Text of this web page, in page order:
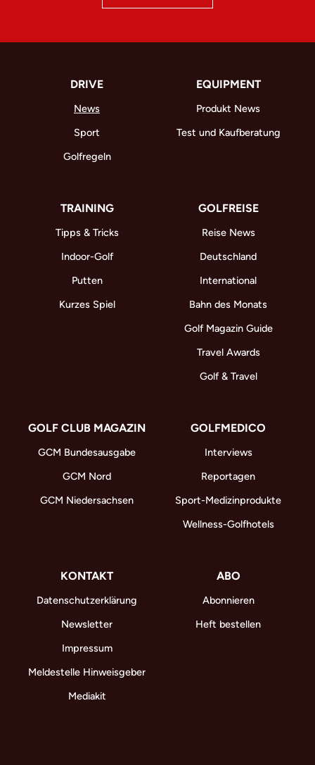
DRIVE
News
Sport
Golfregeln
EQUIPMENT
Produkt News
Test und Kaufberatung
TRAINING
Tipps & Tricks
Indoor-Golf
Putten
Kurzes Spiel
GOLFREISE
Reise News
Deutschland
International
Bahn des Monats
Golf Magazin Guide
Travel Awards
Golf & Travel
GOLF CLUB MAGAZIN
GCM Bundesausgabe
GCM Nord
GCM Niedersachsen
GOLFMEDICO
Interviews
Reportagen
Sport-Medizinprodukte
Wellness-Golfhotels
KONTAKT
Datenschutzerklärung
Newsletter
Impressum
Meldestelle Hinweisgeber
Mediakit
ABO
Abonnieren
Heft bestellen